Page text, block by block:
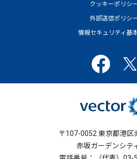
クッキーポリシ
外部送信ポリシ
情報セキュリティ基
〒107-0052 東京都港区
赤坂ガーデンシテ